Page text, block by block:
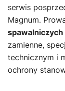
serwis
Magnum.
spawalniczych
zamienne,
technicznym i
ochrony